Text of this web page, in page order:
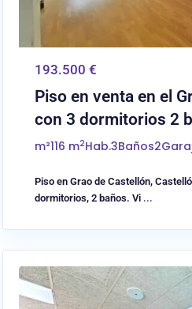
193.500 €
Piso en venta en el
con 3 dormitorios 2
m²116 m2Hab.3Baños2
Piso en Grao de Castellón,
dormitorios, 2 baños. Vi ...
Castellón/Castelló